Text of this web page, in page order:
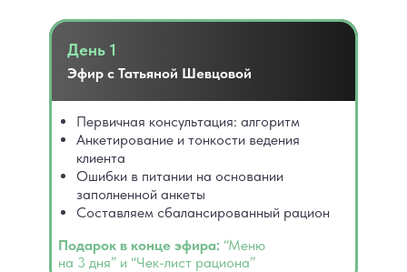
День 1
Эфир с Татьяной Шевцовой
Первичная консультация: алгоритм
Анкетирование и тонкости ведения
клиента
Ошибки в питании на основании
заполненной анкеты
Составляем сбалансированный рацион
Подарок в конце эфира: “Меню
на 3 дня” и “Чек-лист рациона”